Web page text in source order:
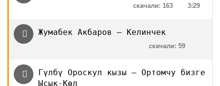
3:29
скачали: 163
Жумабек Акбаров — Келинчек
скачали: 59
Гүлбү Ороскул кызы — Ортомчу бизге
Ысык-Көл